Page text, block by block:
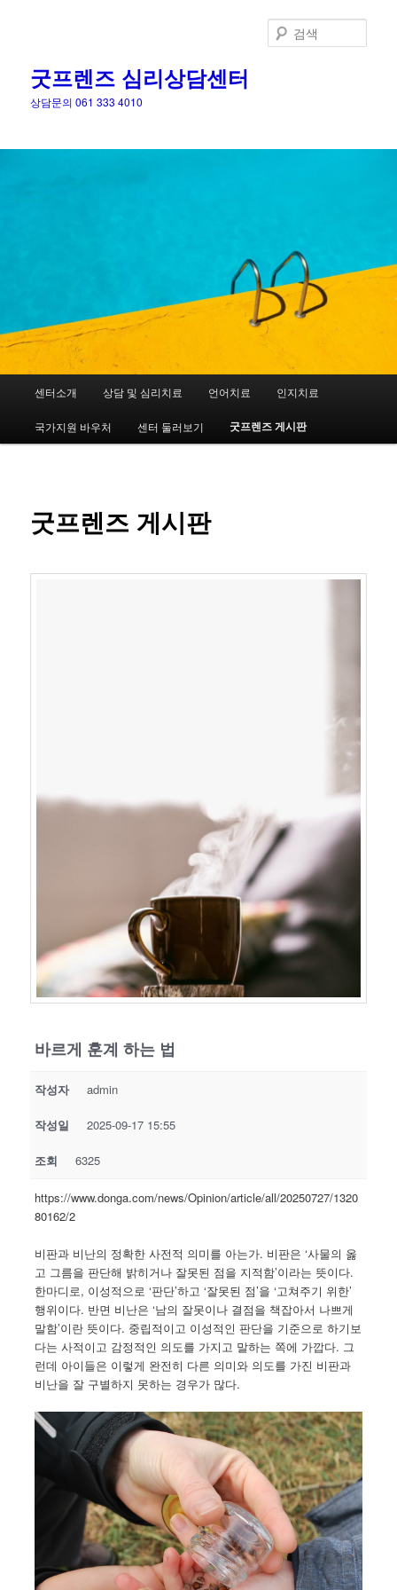
굿프렌즈 심리상담센터
상담문의 061 333 4010
색
뉴
첫
번
컨
센터소개 상담 및 심리치료 언어치료 인지치료
국가지원 바우처 센터 둘러보기 굿프렌즈 게시판
굿프렌즈 게시판
바르게 훈계 하는 법
작성자 admin
작성일 2025-09-17 15:55
조회 6325
https://www.donga.com/news/Opinion/article/all/20250727/1320
80162/2
비판과 비난의 정확한 사전적 의미를 아는가. 비판은 ‘사물의 옳
고 그름을 판단해 밝히거나 잘못된 점을 지적함’이라는 뜻이다.
한마디로, 이성적으로 ‘판단’하고 ‘잘못된 점’을 ‘고쳐주기 위한’
행위이다. 반면 비난은 ‘남의 잘못이나 결점을 책잡아서 나쁘게
말함’이란 뜻이다. 중립적이고 이성적인 판단을 기준으로 하기보
다는 사적이고 감정적인 의도를 가지고 말하는 쪽에 가깝다. 그
런데 아이들은 이렇게 완전히 다른 의미와 의도를 가진 비판과
비난을 잘 구별하지 못하는 경우가 많다.